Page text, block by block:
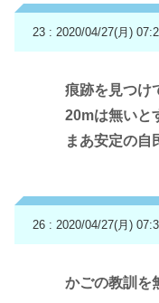
23 : 2020/04/27(月)
痕跡を見つけ
20mは無いと
まあ安定の自
26 : 2020/04/27(月)
かごの教訓を